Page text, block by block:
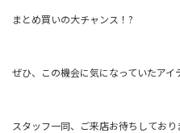
まとめ買いの大チャンス！?
ぜひ、この機会に気になっていたア
スタッフ一同、ご来店お待ちしてお